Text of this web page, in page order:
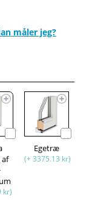
måler jeg?
kr)
Egetræ
(+ 3375.13 kr)